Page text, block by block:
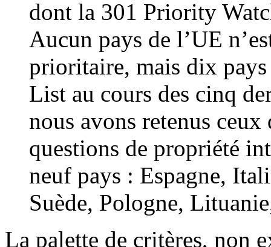
dont la 301 Priority
Aucun pays de l’UE
prioritaire, mais dix
List au cours des cinq
nous avons retenus
questions de propriété
neuf pays : Espagne,
Suède, Pologne,
La palette de critères, non